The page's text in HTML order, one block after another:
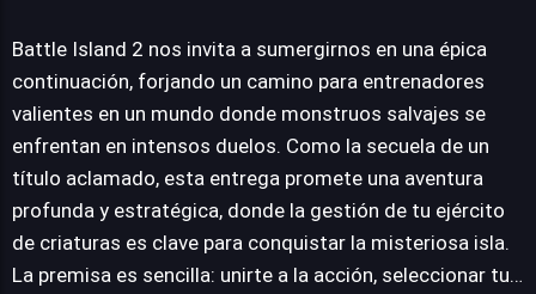
JUEGALO AHORA
Battle Island 2 nos invita a sumergirnos en una épica
continuación, forjando un camino para entrenadores
valientes en un mundo donde monstruos salvajes se
enfrentan en intensos duelos. Como la secuela de un
título aclamado, esta entrega promete una aventura
profunda y estratégica, donde la gestión de tu ejército
de criaturas es clave para conquistar la misteriosa isla.
La premisa es sencilla: unirte a la acción, seleccionar tu